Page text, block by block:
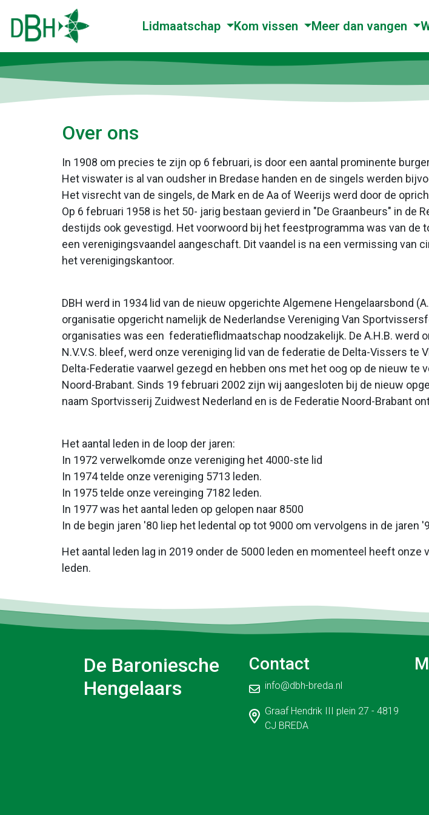
Lidmaatschap Kom vissen Meer dan vangen
Over ons
In 1908 om precies te zijn op 6 februari, is door een aantal prominente
Het viswater is al van oudsher in Bredase handen en de singels werden
Het visrecht van de singels, de Mark en de Aa of Weerijs werd door de
Op 6 februari 1958 is het 50- jarig bestaan gevierd in "De Graanbeurs" in de
destijds ook gevestigd. Het voorwoord bij het feestprogramma was van de
een verenigingsvaandel aangeschaft. Dit vaandel is na een vermissing
het verenigingskantoor.
DBH werd in 1934 lid van de nieuw opgerichte Algemene Hengelaarsbond
organisatie opgericht namelijk de Nederlandse Vereniging Van
organisaties was een federatieflidmaatschap noodzakelijk. De A.H.B. werd
N.V.V.S. bleef, werd onze vereniging lid van de federatie de Delta-Vissers te
Delta-Federatie vaarwel gezegd en hebben ons met het oog op de nieuw
Noord-Brabant. Sinds 19 februari 2002 zijn wij aangesloten bij de nieuw
naam Sportvisserij Zuidwest Nederland en is de Federatie Noord-Brabant
Het aantal leden in de loop der jaren:
In 1972 verwelkomde onze vereniging het 4000-ste lid
In 1974 telde onze vereniging 5713 leden.
In 1975 telde onze vereinging 7182 leden.
In 1977 was het aantal leden op gelopen naar 8500
In de begin jaren '80 liep het ledental op tot 9000 om vervolgens in de jaren
Het aantal leden lag in 2019 onder de 5000 leden en momenteel heeft
leden.
De Baroniesche
Hengelaars
Contact
info@dbh-breda.nl
Graaf Hendrik III plein 27 - 4819
CJ BREDA